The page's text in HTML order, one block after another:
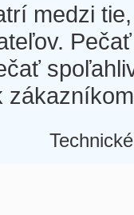
medzi